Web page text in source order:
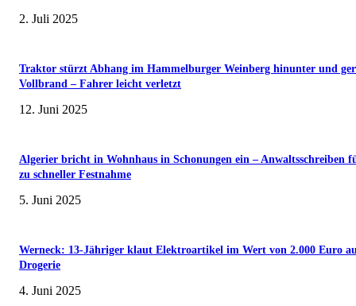
2. Juli 2025
Traktor stürzt Abhang im Hammelburger Weinberg hinunter und
Vollbrand – Fahrer leicht verletzt
12. Juni 2025
Algerier bricht in Wohnhaus in Schonungen ein – Anwaltsschreiben
zu schneller Festnahme
5. Juni 2025
Werneck: 13-Jähriger klaut Elektroartikel im Wert von 2.000 Euro
Drogerie
4. Juni 2025